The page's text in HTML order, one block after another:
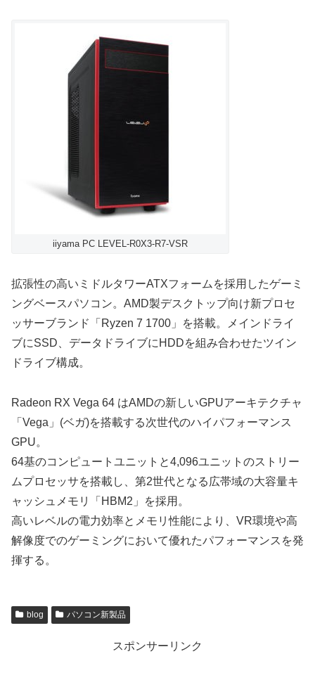
iiyama PC LEVEL-R0X3-R7-VSR
拡張性の高いミドルタワーATXフォームを採用したゲーミ
ングベースパソコン。AMD製デスクトップ向け新プロセ
ッサーブランド「Ryzen 7 1700」を搭載。メインドライ
ブにSSD、データドライブにHDDを組み合わせたツイン
ドライブ構成。
Radeon RX Vega 64 はAMDの新しいGPUアーキテクチャ
「Vega」(ベガ)を搭載する次世代のハイパフォーマンス
GPU。
64基のコンピュートユニットと4,096ユニットのストリー
ムプロセッサを搭載し、第2世代となる広帯域の大容量キ
ャッシュメモリ「HBM2」を採用。
高いレベルの電力効率とメモリ性能により、VR環境や高
解像度でのゲーミングにおいて優れたパフォーマンスを発
揮する。
blog パソコン新製品
スポンサーリンク